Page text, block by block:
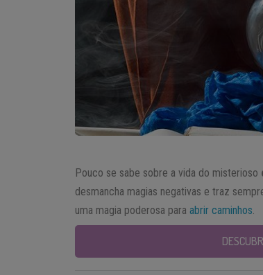
Pouco se sabe sobre a vida do misterioso
desmancha magias negativas e traz
uma magia poderosa paraabrir caminhos.